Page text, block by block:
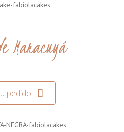
Maracuyá
pedido